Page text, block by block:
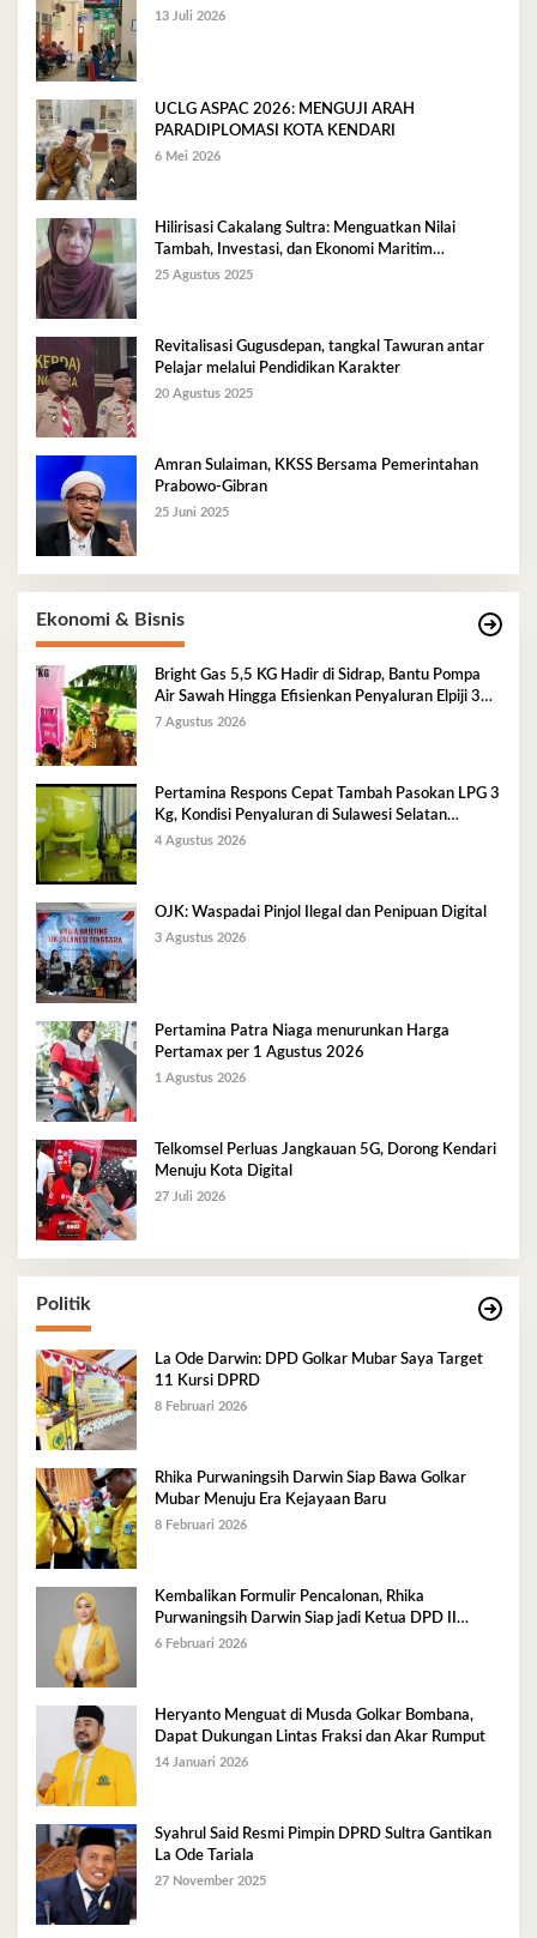
13 Juli 2026
UCLG ASPAC 2026: MENGUJI ARAH
PARADIPLOMASI KOTA KENDARI
6 Mei 2026
Hilirisasi Cakalang Sultra: Menguatkan Nilai
Tambah, Investasi, dan Ekonomi Maritim
Berkelanjutan
25 Agustus 2025
Revitalisasi Gugusdepan, tangkal Tawuran antar
Pelajar melalui Pendidikan Karakter
20 Agustus 2025
Amran Sulaiman, KKSS Bersama Pemerintahan
Prabowo-Gibran
25 Juni 2025
Ekonomi & Bisnis
Bright Gas 5,5 KG Hadir di Sidrap, Bantu Pompa
Air Sawah Hingga Efisienkan Penyaluran Elpiji 3
Kg
7 Agustus 2026
Pertamina Respons Cepat Tambah Pasokan LPG 3
Kg, Kondisi Penyaluran di Sulawesi Selatan
Berlangsung Kondusif
4 Agustus 2026
OJK: Waspadai Pinjol Ilegal dan Penipuan Digital
3 Agustus 2026
Pertamina Patra Niaga menurunkan Harga
Pertamax per 1 Agustus 2026
1 Agustus 2026
Telkomsel Perluas Jangkauan 5G, Dorong Kendari
Menuju Kota Digital
27 Juli 2026
Politik
La Ode Darwin: DPD Golkar Mubar Saya Target
11 Kursi DPRD
8 Februari 2026
Rhika Purwaningsih Darwin Siap Bawa Golkar
Mubar Menuju Era Kejayaan Baru
8 Februari 2026
Kembalikan Formulir Pencalonan, Rhika
Purwaningsih Darwin Siap jadi Ketua DPD II
Golkar Mubar
6 Februari 2026
Heryanto Menguat di Musda Golkar Bombana,
Dapat Dukungan Lintas Fraksi dan Akar Rumput
14 Januari 2026
Syahrul Said Resmi Pimpin DPRD Sultra Gantikan
La Ode Tariala
27 November 2025